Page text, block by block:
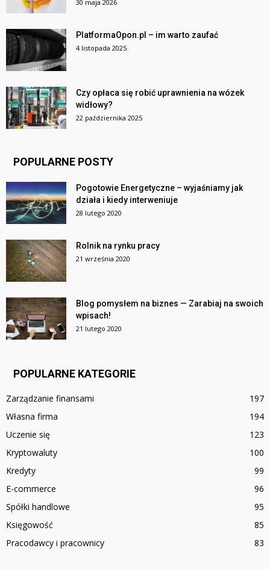
30 maja 2026
PlatformaOpon.pl – im warto zaufać
4 listopada 2025
Czy opłaca się robić uprawnienia na wózek
widłowy?
22 października 2025
POPULARNE POSTY
Pogotowie Energetyczne – wyjaśniamy jak
działa i kiedy interweniuje
28 lutego 2020
Rolnik na rynku pracy
21 września 2020
Blog pomysłem na biznes — Zarabiaj na swoich
wpisach!
21 lutego 2020
POPULARNE KATEGORIE
Zarządzanie finansami
197
Własna firma
194
Uczenie się
123
Kryptowaluty
100
Kredyty
99
E-commerce
96
Spółki handlowe
95
Księgowość
85
Pracodawcy i pracownicy
83